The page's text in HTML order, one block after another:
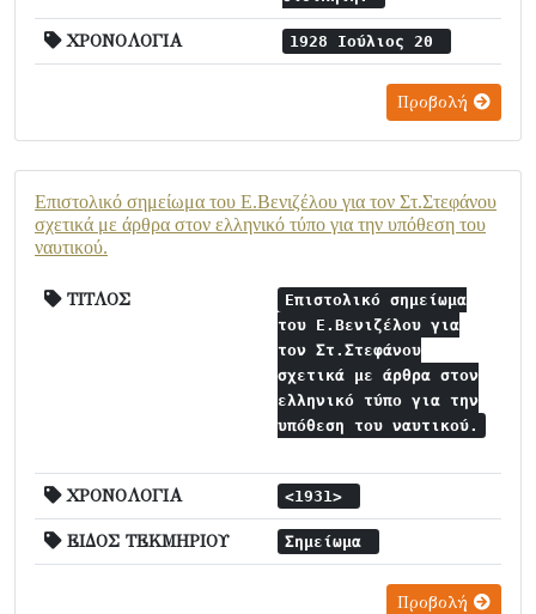
ΧΡΟΝΟΛΟΓΙΑ 1928 Ιούλιος 20
Προβολή
Επιστολικό σημείωμα του Ε.Βενιζέλου για τον Στ.Στεφάνου
σχετικά με άρθρα στον ελληνικό τύπο για την υπόθεση του
ναυτικού.
ΤΙΤΛΟΣ
Επιστολικό σημείωμα
του Ε.Βενιζέλου για
τον Στ.Στεφάνου
σχετικά με άρθρα στον
ελληνικό τύπο για την
υπόθεση του ναυτικού.
ΧΡΟΝΟΛΟΓΙΑ <1931>
ΕΙΔΟΣ ΤΕΚΜΗΡΙΟΥ Σημείωμα
Προβολή